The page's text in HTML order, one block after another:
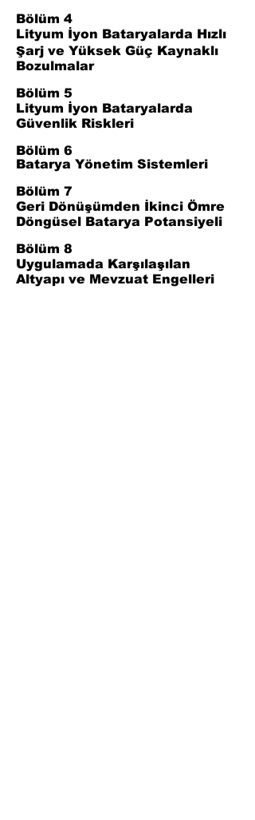
Bölüm 4
Lityum İyon Bataryalarda Hızlı
Şarj ve Yüksek Güç Kaynaklı
Bozulmalar
Bölüm 5
Lityum İyon Bataryalarda
Güvenlik Riskleri
Bölüm 6
Batarya Yönetim Sistemleri
Bölüm 7
Geri Dönüşümden İkinci Ömre
Döngüsel Batarya Potansiyeli
Bölüm 8
Uygulamada Karşılaşılan
Altyapı ve Mevzuat Engelleri